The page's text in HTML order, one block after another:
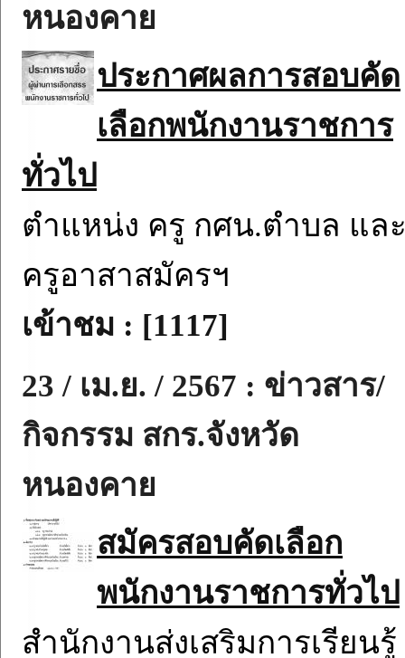
หนองคาย
ประกาศผลการสอบคัด
เลือกพนักงานราชการ
ทั่วไป
ตำแหน่ง ครู กศน.ตำบล แล
ครูอาสาสมัครฯ
เข้าชม : [1117]
23 / เม.ย. / 2567 : ข่าวสาร/
กิจกรรม สกร.จังหวัด
หนองคาย
สมัครสอบคัดเลือก
พนักงานราชการทั่วไป
สำนักงานส่งเสริมการเรียนรู้